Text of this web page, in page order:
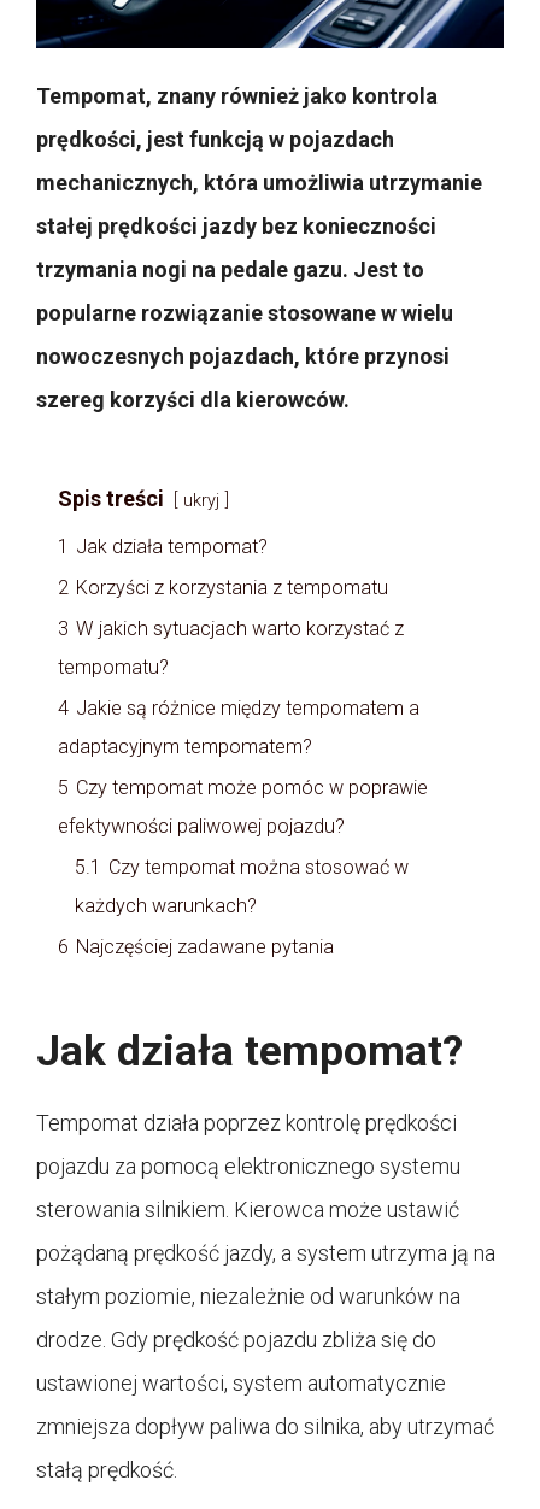
Tempomat, znany również jako kontrola
prędkości, jest funkcją w pojazdach
mechanicznych, która umożliwia utrzymanie
stałej prędkości jazdy bez konieczności
trzymania nogi na pedale gazu. Jest to
popularne rozwiązanie stosowane w wielu
nowoczesnych pojazdach, które przynosi
szereg korzyści dla kierowców.
Spis treści ukryj
1 Jak działa tempomat?
2 Korzyści z korzystania z tempomatu
3 W jakich sytuacjach warto korzystać z
tempomatu?
4 Jakie są różnice między tempomatem a
adaptacyjnym tempomatem?
5 Czy tempomat może pomóc w poprawie
efektywności paliwowej pojazdu?
5.1 Czy tempomat można stosować w
każdych warunkach?
6 Najczęściej zadawane pytania
Jak działa tempomat?
Tempomat działa poprzez kontrolę prędkości
pojazdu za pomocą elektronicznego systemu
sterowania silnikiem. Kierowca może ustawić
pożądaną prędkość jazdy, a system utrzyma ją na
stałym poziomie, niezależnie od warunków na
drodze. Gdy prędkość pojazdu zbliża się do
ustawionej wartości, system automatycznie
zmniejsza dopływ paliwa do silnika, aby utrzymać
stałą prędkość.